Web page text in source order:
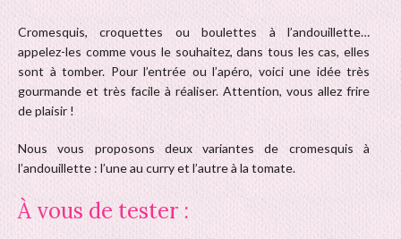
Cromesquis, croquettes ou boulettes à l’andouillette…
appelez-les comme vous le souhaitez, dans tous les cas, elles
sont à tomber. Pour l’entrée ou l’apéro, voici une idée très
gourmande et très facile à réaliser. Attention, vous allez frire
de plaisir !
Nous vous proposons deux variantes de cromesquis à
l’andouillette : l’une au curry et l’autre à la tomate.
À vous de tester :